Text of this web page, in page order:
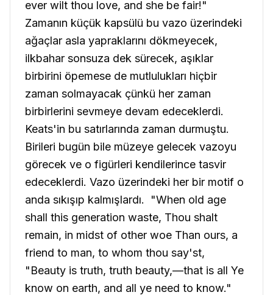
ever wilt thou love, and she be fair!"
Zamanın küçük kapsülü bu vazo üzerindeki
ağaçlar asla yapraklarını dökmeyecek,
ilkbahar sonsuza dek sürecek, aşıklar
birbirini öpemese de mutlulukları hiçbir
zaman solmayacak çünkü her zaman
birbirlerini sevmeye devam edeceklerdi.
Keats'in bu satırlarında zaman durmuştu.
Birileri bugün bile müzeye gelecek vazoyu
görecek ve o figürleri kendilerince tasvir
edeceklerdi. Vazo üzerindeki her bir motif o
anda sıkışıp kalmışlardı.
"When old age
shall this generation waste, Thou shalt
remain, in midst of other woe Than ours, a
friend to man, to whom thou say'st,
"Beauty is truth, truth beauty,—that is all Ye
know on earth, and all ye need to know."